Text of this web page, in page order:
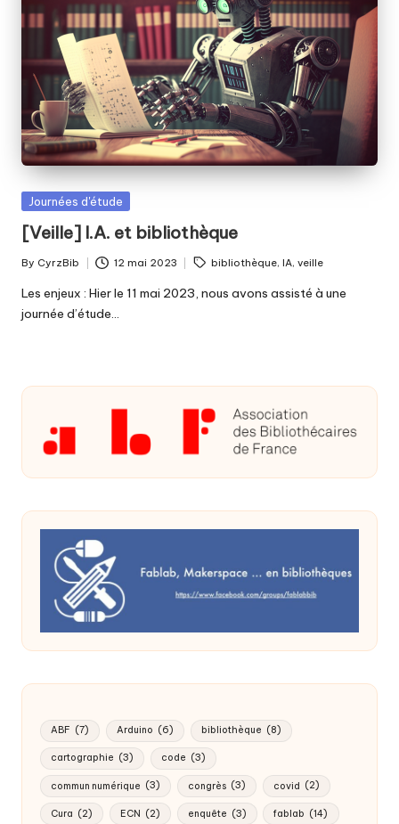
b
i
b
fabriquer
ensemble
Posted
Journées d'étude
[Veille] I.A. et bibliothèque
Posted
by
By CyrzBib 12 mai 2023
Tags: bibliothèque,IA,veille
Les enjeux : Hier le 11 mai 2023, nous avons assisté à une
journée d’étude…
ABF (7) Arduino (6) bibliothèque (8)
cartographie (3) code (3)
commun numérique (3) congrès (3) covid (2)
Cura (2) ECN (2) enquête (3) fablab (14)